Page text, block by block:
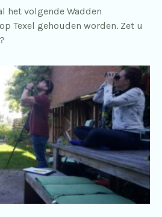
het volgende Wadden
Texel gehouden worden. Zet u